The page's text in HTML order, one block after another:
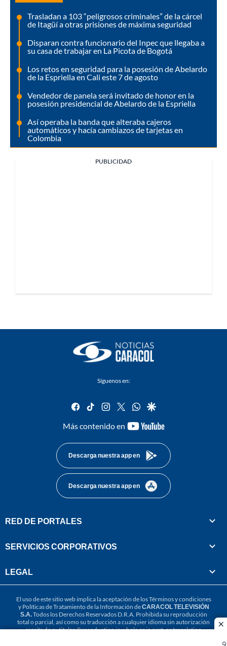
Trasladan a 103 “peligrosos criminales” de la cárcel
de Itagüí a otras prisiones de máxima seguridad
Disparan contra funcionario del Inpec que llegaba a
su casa de trabajar en La Picota de Bogotá
Los retos en seguridad para la posesión de Abelardo
de la Espriella en Cali este 7 de agosto
Vendedor de panela será invitado de honor en la
posesión presidencial de Abelardo de la Espriella
Así operaba la banda que alteraba cajeros
automáticos y hacía cambiazos de tarjetas en
Colombia
PUBLICIDAD
Síguenos en:
facebook
tiktok instagram
twitterwhatsapp
google
Más contenido en
youtube-
Descarga nuestra app en
Descarga nuestra app en
RED DE PORTALES
SERVICIOS CORPORATIVOS
LEGAL
El uso de este sitio web implica la aceptación de losTérminos y condiciones
y Políticas de Tratamiento de la Información deCARACOL TELEVISIÓN
S.A.Todos los Derechos Reservados D.R.A. Prohibida su reproducción
total o parcial, así como su traducción a cualquier idioma sin autorización
escrita de su titular. Reproduction in whole or in part, or translation